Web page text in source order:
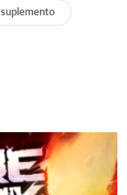
suplemento